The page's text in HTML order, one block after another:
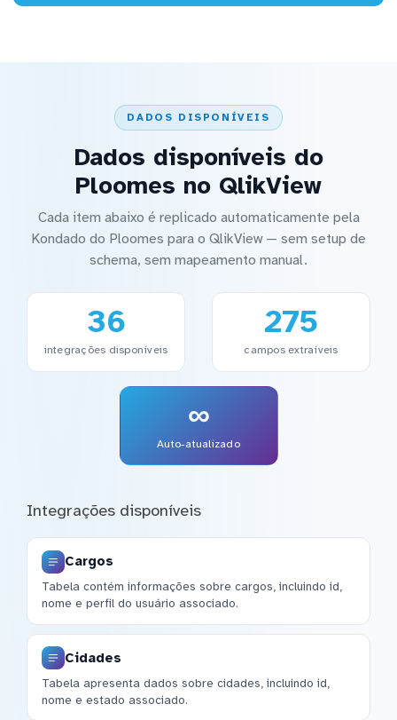
DADOS DISPONÍVEIS
Dados disponíveis do
Ploomes no QlikView
Cada item abaixo é replicado automaticamente pela
Kondado do Ploomes para o QlikView — sem setup de
schema, sem mapeamento manual.
36
integrações disponíveis
275
campos extraíveis
∞
Auto-atualizado
Integrações disponíveis
Cargos
Tabela contém informações sobre cargos, incluindo id,
nome e perfil do usuário associado.
Cidades
Tabela apresenta dados sobre cidades, incluindo id,
nome e estado associado.